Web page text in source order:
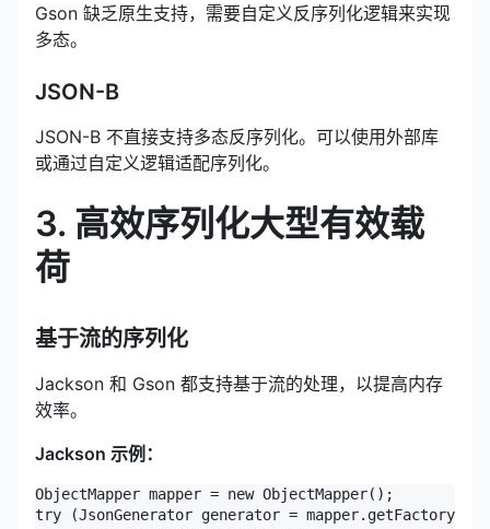
Gson 缺乏原生支持，需要自定义反序列化逻辑来实现
多态。
JSON-B
JSON-B 不直接支持多态反序列化。可以使用外部库
或通过自定义逻辑适配序列化。
3. 高效序列化大型有效载
荷
基于流的序列化
Jackson 和 Gson 都支持基于流的处理，以提高内存
效率。
Jackson 示例：
ObjectMapper mapper = new ObjectMapper();
try (JsonGenerator generator =